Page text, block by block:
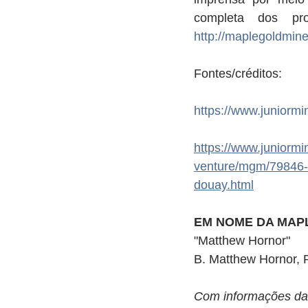
http://
Fontes/créditos:
https://
https://
venture/mgm/
douay.html
EM NOME DA
"Matthew Hornor"
B. Matthew Hornor,
Com informações